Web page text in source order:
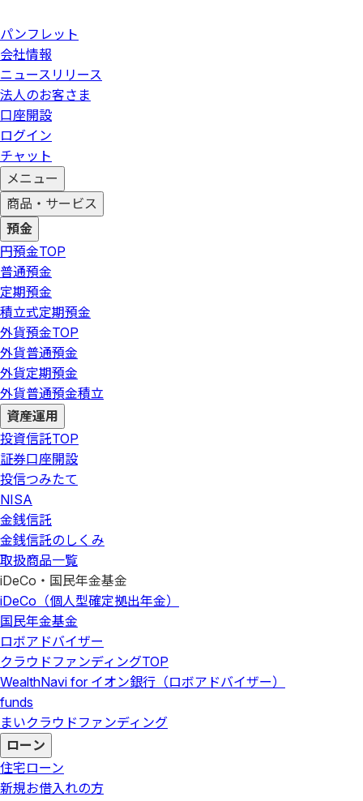
パンフレット
会社情報
ニュースリリース
法人のお客さま
口座開設
ログイン
チャット
メニュー
商品・サービス
預金
円預金TOP
普通預金
定期預金
積立式定期預金
外貨預金TOP
外貨普通預金
外貨定期預金
外貨普通預金積立
資産運用
投資信託TOP
証券口座開設
投信つみたて
NISA
金銭信託
金銭信託のしくみ
取扱商品一覧
iDeCo・国民年金基金
iDeCo（個人型確定拠出年金）
国民年金基金
ロボアドバイザー
クラウドファンディングTOP
WealthNavi for イオン銀行（ロボアドバイザー）
funds
まいクラウドファンディング
ローン
住宅ローン
新規お借入れの方